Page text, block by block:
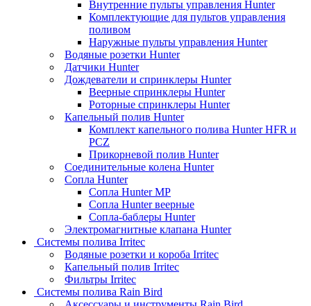
Внутренние пульты управления Hunter
Комплектующие для пультов управления
поливом
Наружные пульты управления Hunter
Водяные розетки Hunter
Датчики Hunter
Дождеватели и спринклеры Hunter
Веерные спринклеры Hunter
Роторные спринклеры Hunter
Капельный полив Hunter
Комплект капельного полива Hunter HFR и
PCZ
Прикорневой полив Hunter
Соединительные колена Hunter
Сопла Hunter
Сопла Hunter MP
Сопла Hunter веерные
Сопла-баблеры Hunter
Электромагнитные клапана Hunter
Системы полива Irritec
Водяные розетки и короба Irritec
Капельный полив Irritec
Фильтры Irritec
Системы полива Rain Bird